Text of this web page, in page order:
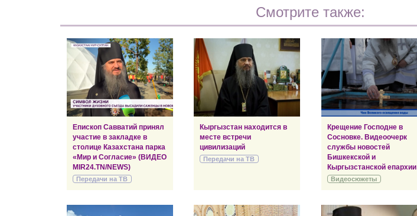
Смотрите также:
Епископ Савватий принял
участие в закладке в
столице Казахстана парка
«Мир и Согласие» (ВИДЕО
MIR24.TN/NEWS)
Передачи на ТВ
Кыргызстан находится в
месте встречи
цивилизаций
Передачи на ТВ
Крещение Господне в
Сосновке. Видеоочерк
службы новостей
Бишкекской и
Кыргызстанской епархии
Видеосюжеты